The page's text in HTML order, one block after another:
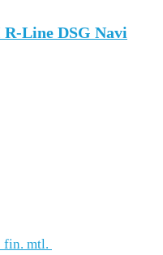
R-Line DSG Navi
fin. mtl.